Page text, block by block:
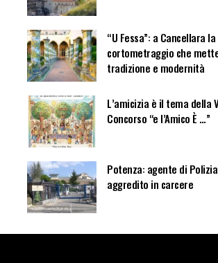
“U Fessa”: a Cancellara
cortometraggio che
tradizione e modernità
L’amicizia è il tema della
Concorso “e l’Amico È …”
Potenza: agente di
aggredito in carcere